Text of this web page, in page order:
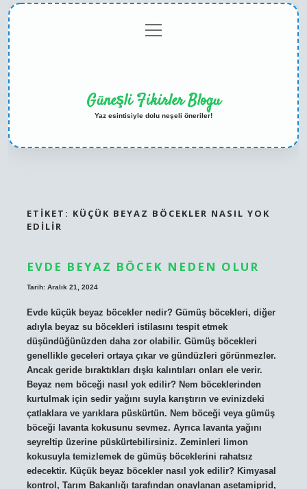
menüyü
aç
Güneşli Fikirler Blogu
Yaz esintisiyle dolu neşeli öneriler!
ETIKET: KÜÇÜK BEYAZ BÖCEKLER NASIL YOK
EDILIR
EVDE BEYAZ BÖCEK NEDEN OLUR
Tarih: Aralık 21, 2024
Evde küçük beyaz böcekler nedir? Gümüş böcekleri, diğer
adıyla beyaz su böcekleri istilasını tespit etmek
düşündüğünüzden daha zor olabilir. Gümüş böcekleri
genellikle geceleri ortaya çıkar ve gündüzleri görünmezler.
Ancak geride bıraktıkları dışkı kalıntıları onları ele verir.
Beyaz nem böceği nasıl yok edilir? Nem böceklerinden
kurtulmak için sedir yağını suyla karıştırın ve evinizdeki
çatlaklara ve yarıklara püskürtün. Nem böceği veya gümüş
böceği lavanta kokusunu sevmez. Ayrıca lavanta yağını
seyreltip üzerine püskürtebilirsiniz. Zeminleri limon
kokusuyla temizlemek de gümüş böceklerini rahatsız
edecektir. Küçük beyaz böcekler nasıl yok edilir? Kimyasal
kontrol, Tarım Bakanlığı tarafından onaylanan asetamiprid,